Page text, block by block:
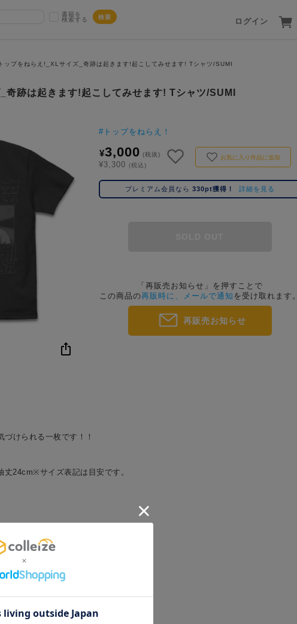
書籍を
検索する
検索 ログイン
トップをねらえ!_XLサイズ_奇跡は起きます!起こしてみせます! Tシャツ/SUMI
奇跡は起きます!起こしてみせます! Tシャツ/SUMI
# トップをねらえ！
¥3,000 (税抜)
¥3,300 (税込)
お気に入り作品に追加
プレミアム会員なら 330pt獲得！ 詳細を見る
「再販売お知らせ」を押すことで
この商品の再販時に、メールで通知 を受け取れます。
再販売お知らせ
けられる一枚です！！
24cm※サイズ表記は目安です。